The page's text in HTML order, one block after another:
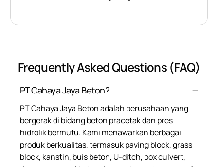
Frequently Asked Questions (FAQ)
PT Cahaya Jaya Beton?
PT Cahaya Jaya Beton adalah perusahaan yang
bergerak di bidang beton pracetak dan pres
hidrolik bermutu. Kami menawarkan berbagai
produk berkualitas, termasuk paving block, grass
block, kanstin, buis beton, U-ditch, box culvert,